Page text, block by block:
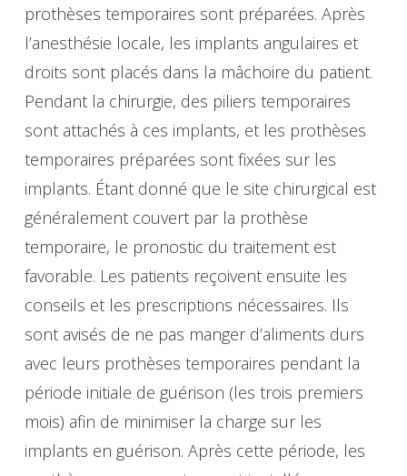
prothèses temporaires sont préparées. Après
l’anesthésie locale, les implants angulaires et
droits sont placés dans la mâchoire du patient.
Pendant la chirurgie, des piliers temporaires
sont attachés à ces implants, et les prothèses
temporaires préparées sont fixées sur les
implants. Étant donné que le site chirurgical est
généralement couvert par la prothèse
temporaire, le pronostic du traitement est
favorable. Les patients reçoivent ensuite les
conseils et les prescriptions nécessaires. Ils
sont avisés de ne pas manger d’aliments durs
avec leurs prothèses temporaires pendant la
période initiale de guérison (les trois premiers
mois) afin de minimiser la charge sur les
implants en guérison. Après cette période, les